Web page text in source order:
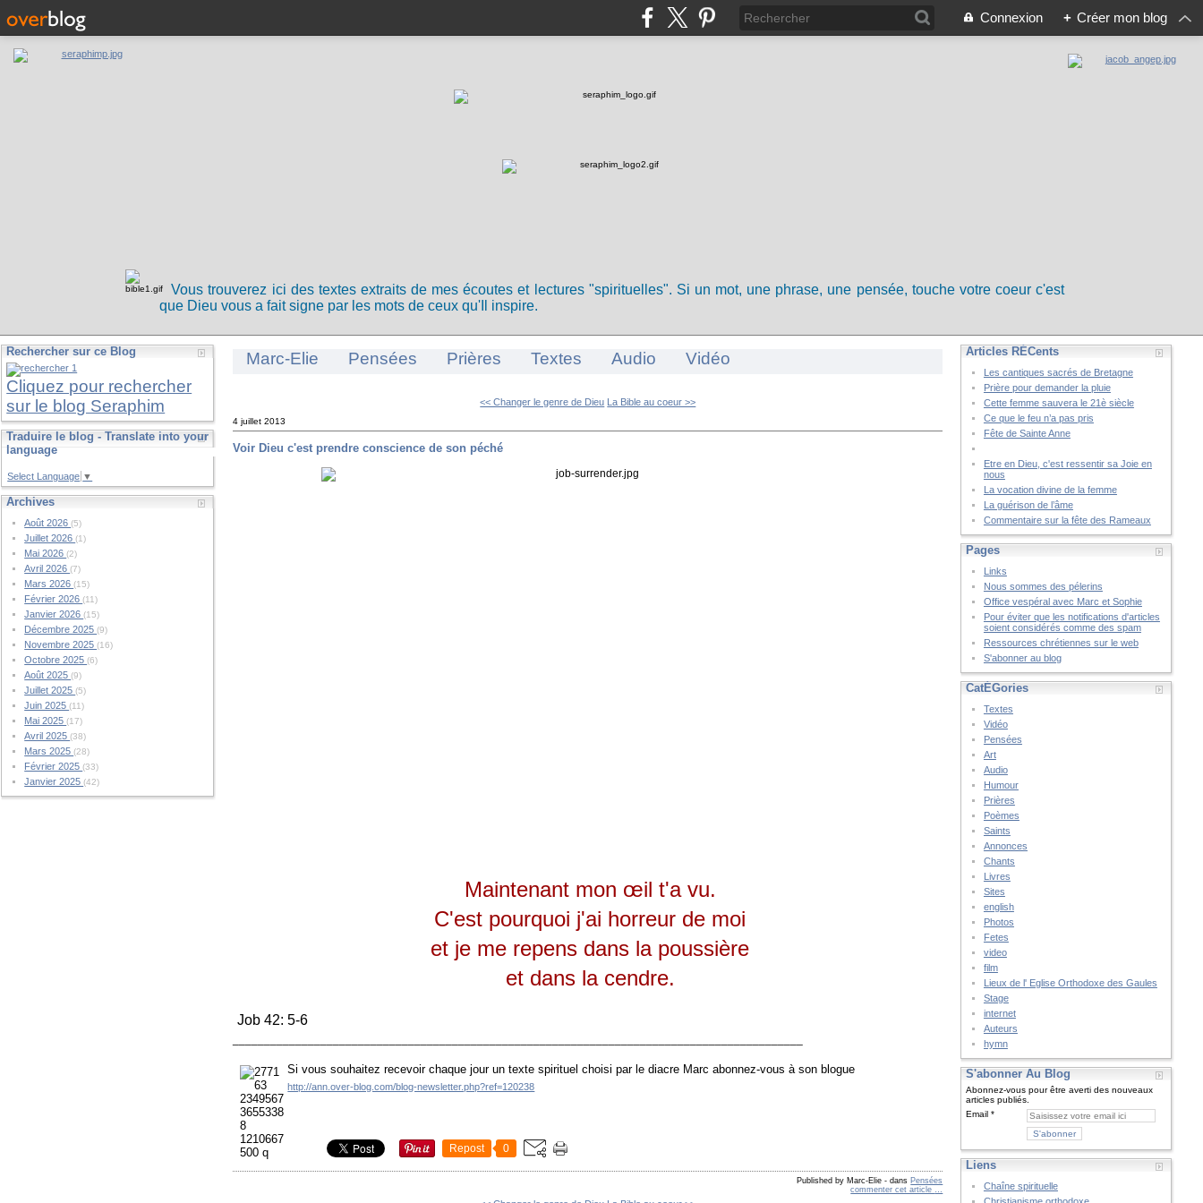
Connexion + Créer mon blog
Vous trouverez ici des textes extraits de mes écoutes et lectures "spirituelles". Si un mot, une phrase, une pensée, touche votre coeur c'est
que Dieu vous a fait signe par les mots de ceux qu'Il inspire.
Rechercher sur ce Blog
Cliquez pour rechercher
sur le blog Seraphim
Traduire le blog - Translate into your
language
Select Language ▼
Archives
Août 2026(5)
Juillet 2026(1)
Mai 2026(2)
Avril 2026(7)
Mars 2026(15)
Février 2026(11)
Janvier 2026(15)
Décembre 2025(9)
Novembre 2025(16)
Octobre 2025(6)
Août 2025(9)
Juillet 2025(5)
Juin 2025(11)
Mai 2025(17)
Avril 2025(38)
Mars 2025(28)
Février 2025(33)
Janvier 2025(42)
Marc-Elie Pensées Prières Textes Audio Vidéo
<< Changer le genre de Dieu La Bible au coeur >>
4 juillet 2013
Voir Dieu c'est prendre conscience de son péché
Maintenant mon œil t'a vu.
C'est pourquoi j'ai horreur de moi
et je me repens dans la poussière
et dans la cendre.
Job 42: 5-6
Si vous souhaitez recevoir chaque jour un texte spirituel choisi par le diacre Marc abonnez-vous à son blogue
http://ann.over-blog.com/blog-newsletter.php?ref=120238
Repost 0
Published by Marc-Elie - dans Pensées
commenter cet article
Articles RÉCents
Les cantiques sacrés de Bretagne
Prière pour demander la pluie
Cette femme sauvera le 21è siècle
Ce que le feu n’a pas pris
Fête de Sainte Anne
Etre en Dieu, c'est ressentir sa Joie en
nous
La vocation divine de la femme
La guérison de l’âme
Commentaire sur la fête des Rameaux
Pages
Links
Nous sommes des pélerins
Office vespéral avec Marc et Sophie
Pour éviter que les notifications d'articles
soient considérés comme des spam
Ressources chrétiennes sur le web
S'abonner au blog
CatÉGories
Textes
Vidéo
Pensées
Art
Audio
Humour
Prières
Poèmes
Saints
Annonces
Chants
Livres
Sites
english
Photos
Fetes
video
film
Lieux de l' Eglise Orthodoxe des Gaules
Stage
internet
Auteurs
hymn
S'abonner Au Blog
Abonnez-vous pour être averti des nouveaux
articles publiés.
Email
Liens
Chaîne spirituelle